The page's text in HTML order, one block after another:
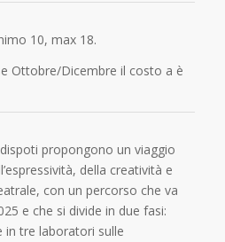
10, max 18.
Ottobre/Dicembre il costo a è
propongono un viaggio
della creatività e
con un percorso che va
e che si divide in due fasi:
tre laboratori sulle